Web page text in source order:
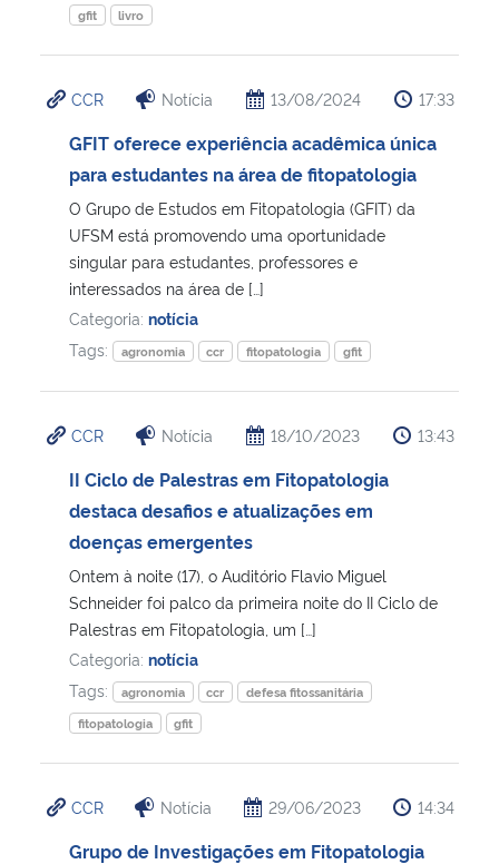
Advocacia-Geral da União
Banco Central do Brasil
gfit
livro
CCR Notícia 13/08/2024 17:33
GFIT oferece experiência acadêmica única
para estudantes na área de fitopatologia
O Grupo de Estudos em Fitopatologia (GFIT) da
UFSM está promovendo uma oportunidade
singular para estudantes, professores e
interessados na área de […]
Categoria: notícia
Tags:
agronomia ccr fitopatologia gfit
CCR Notícia 18/10/2023 13:43
II Ciclo de Palestras em Fitopatologia
destaca desafios e atualizações em
doenças emergentes
Ontem à noite (17), o Auditório Flavio Miguel
Schneider foi palco da primeira noite do II Ciclo de
Palestras em Fitopatologia, um […]
Categoria: notícia
Tags:
agronomia ccr
defesa fitossanitária
fitopatologia
gfit
CCR Notícia 29/06/2023 14:34
Grupo de Investigações em Fitopatologia